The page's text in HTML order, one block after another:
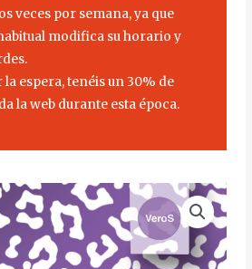
veces por semana, ya que
modifica su horario y
espera, tenéis un 30% de
la web durante esta época.